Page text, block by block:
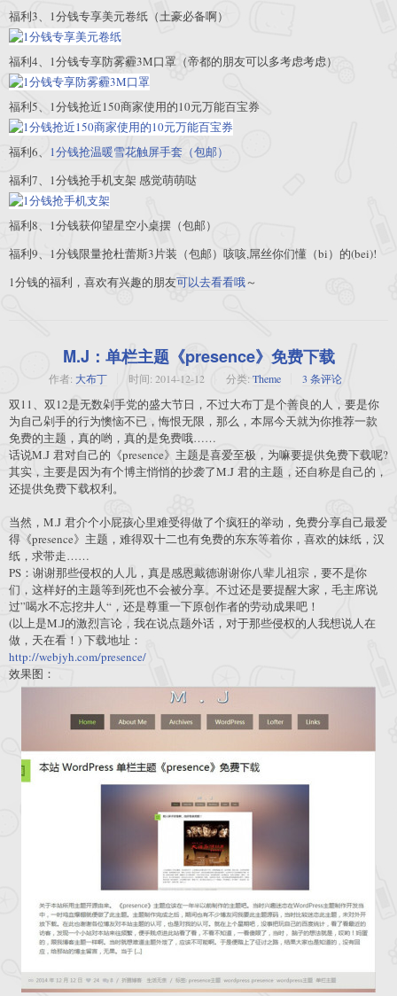
福利3、1分钱专享美元卷纸（土豪必备啊）
福利4、1分钱专享防雾霾3M口罩（帝都的朋友可以多考虑考虑）
福利5、1分钱抢近150商家使用的10元万能百宝券
福利6、
1分钱抢温暖雪花触屏手套（包邮）
福利7、1分钱抢手机支架 感觉萌萌哒
福利8、1分钱获仰望星空小桌摆（包邮）
福利9、1分钱限量抢杜蕾斯3片装（包邮）咳咳,屌丝你们懂（bi）的(bei)!
1分钱的福利，喜欢有兴趣的朋友可以去看看哦～
M.J：单栏主题《presence》免费下载
作者: 大布丁 时间: 2014-12-12 分类:Theme 3 条评论
双11、双12是无数剁手党的盛大节日，不过大布丁是个善良的人，要是你
为自己剁手的行为懊恼不已，悔恨无限，那么，本屌今天就为你推荐一款
免费的主题，真的哟，真的是免费哦……
话说M.J 君对自己的《presence》主题是喜爱至极，为嘛要提供免费下载呢?
其实，主要是因为有个博主悄悄的抄袭了M.J 君的主题，还自称是自己的，
还提供免费下载权利。
当然，M.J 君介个小屁孩心里难受得做了个疯狂的举动，免费分享自己最爱
得《presence》主题，难得双十二也有免费的东东等着你，喜欢的妹纸，汉
纸，求带走……
PS：谢谢那些侵权的人儿，真是感恩戴德谢谢你八辈儿祖宗，要不是你
们，这样好的主题等到死也不会被分享。不过还是要提醒大家，毛主席说
过”喝水不忘挖井人“，还是尊重一下原创作者的劳动成果吧！
(以上是M.J的激烈言论，我在说点题外话，对于那些侵权的人我想说人在
做，天在看！) 下载地址：
http://webjyh.com/presence/
效果图：